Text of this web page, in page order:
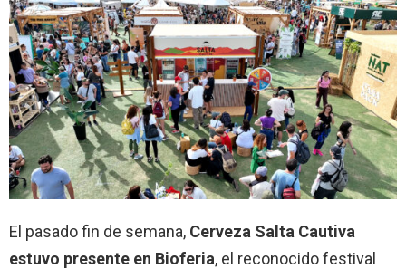
El pasado fin de semana, Cerveza Salta Cautiva
estuvo presente en Bioferia, el reconocido festival